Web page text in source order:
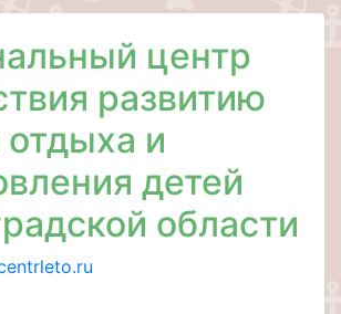
центр
развитию
и
детей
области